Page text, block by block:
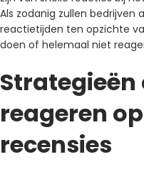
Als zodanig zullen bedrijven
reactietijden ten opzichte
doen of helemaal niet
Strategieën
reageren
recensies